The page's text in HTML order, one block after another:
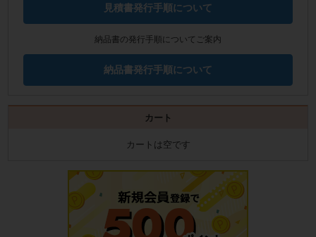
見積書発行手順について
納品書の発行手順についてご案内
納品書発行手順について
カート
カートは空です